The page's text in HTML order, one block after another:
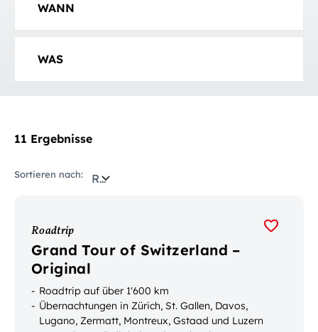
WANN
WAS
11 Ergebnisse
Sortieren nach: Relevanz
Roadtrip
Grand Tour of Switzerland –
Original
Roadtrip auf über 1'600 km
Übernachtungen in Zürich, St. Gallen, Davos,
Lugano, Zermatt, Montreux, Gstaad und Luzern